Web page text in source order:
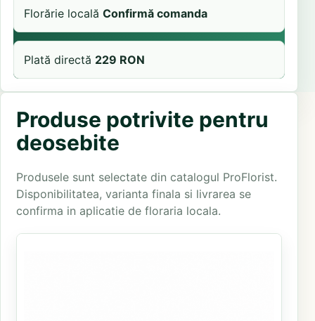
Florărie locală Confirmă comanda
Plată directă 229 RON
Produse potrivite pentru
deosebite
Produsele sunt selectate din catalogul ProFlorist.
Disponibilitatea, varianta finala si livrarea se
confirma in aplicatie de floraria locala.